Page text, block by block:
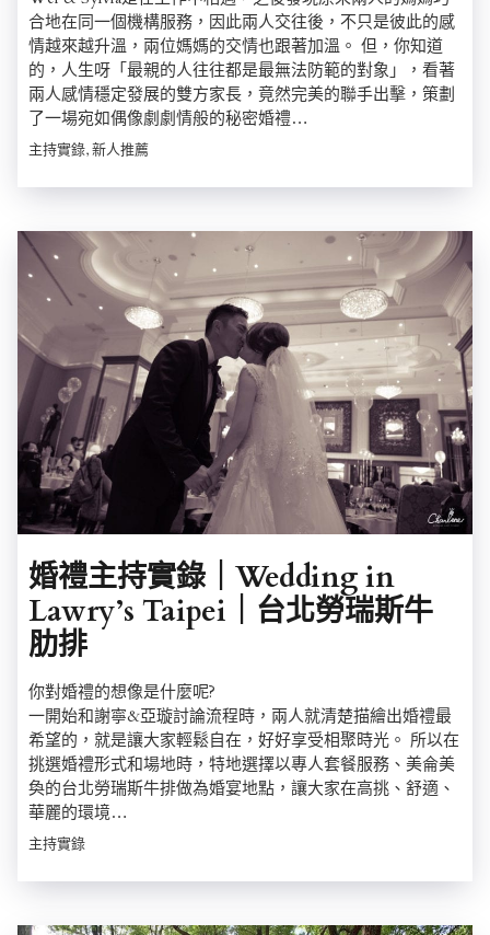
合地在同一個機構服務，因此兩人交往後，不只是彼此的感
情越來越升溫，兩位媽媽的交情也跟著加溫。 但，你知道
的，人生呀「最親的人往往都是最無法防範的對象」，看著
兩人感情穩定發展的雙方家長，竟然完美的聯手出擊，策劃
了一場宛如偶像劇劇情般的秘密婚禮…
主持實錄, 新人推薦
婚禮主持實錄｜Wedding in
Lawry’s Taipei｜台北勞瑞斯牛
肋排
你對婚禮的想像是什麼呢?
一開始和謝寧&亞璇討論流程時，兩人就清楚描繪出婚禮最
希望的，就是讓大家輕鬆自在，好好享受相聚時光。 所以在
挑選婚禮形式和場地時，特地選擇以專人套餐服務、美侖美
奐的台北勞瑞斯牛排做為婚宴地點，讓大家在高挑、舒適、
華麗的環境…
主持實錄